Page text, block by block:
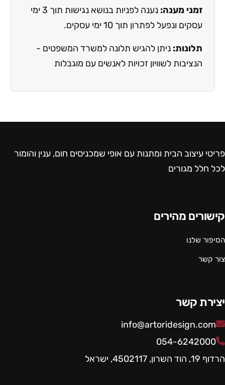
זמני מענה:
נענה לפניות בנושא נגישות תוך 3 ימי
עסקים ונפעל לפתרון תוך 10 ימי עסקים.
תלונות: ניתן להגיש תלונה למשרד המשפטים -
הנציבות לשוויון זכויות לאנשים עם מוגבלות
פריטי עיצוב הבית ומתנות עם אופי שמכניסים חום, ענין והומור
לכל חלל מגורים
קישורים מהירים
הסיפור שלנו
צור קשר
יצירת קשר
info@artoridesign.com
054-6242000
הרדוף 19, הוד השרון, 4502117, ישראל